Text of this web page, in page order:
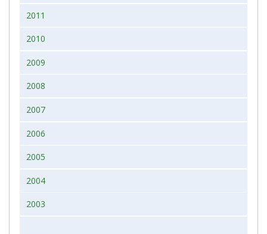
2011
2010
2009
2008
2007
2006
2005
2004
2003